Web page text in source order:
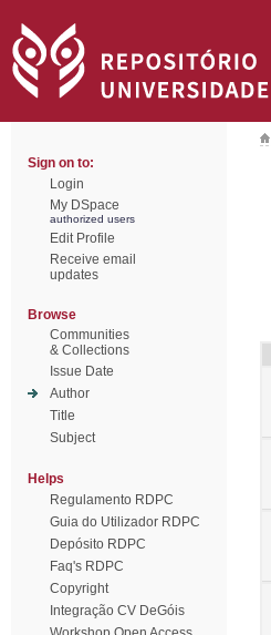
Sign on to:
Login
My DSpace
authorized users
Edit Profile
Receive email
updates
Browse
Communities
& Collections
Issue Date
Author
Title
Subject
Helps
Regulamento RDPC
Guia do Utilizador RDPC
Depósito RDPC
Faq's RDPC
Copyright
Integração CV DeGóis